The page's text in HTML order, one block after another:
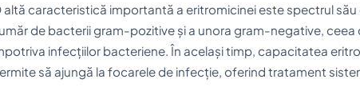
altă caracteristică importantă a eritromicinei este spectrul
de bacterii gram-pozitive și a unora gram-negative, ceea
infecțiilor bacteriene. În același timp, capacitatea
să ajungă la focarele de infecție, oferind tratament